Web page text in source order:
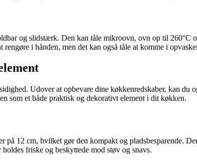
og slidstærk. Den kan tåle mikroovn, ovn op til
i hånden, men det kan også tåle at komme i
Udover at opbevare dine køkkenredskaber, kan
som et både praktisk og dekorativt element i dit køkken.
på 12 cm, hvilket gør den kompakt og pladsbesparende.
friske og beskyttede mod støv og snavs.